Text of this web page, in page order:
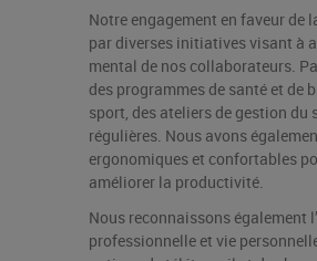
Notre engagement en faveur de
par diverses initiatives visant à
mental de nos collaborateurs.
des programmes de santé et de
sport, des ateliers de gestion
régulières. Nous avons
ergonomiques et confortables
améliorer la productivité.
Nous reconnaissons également
professionnelle et vie